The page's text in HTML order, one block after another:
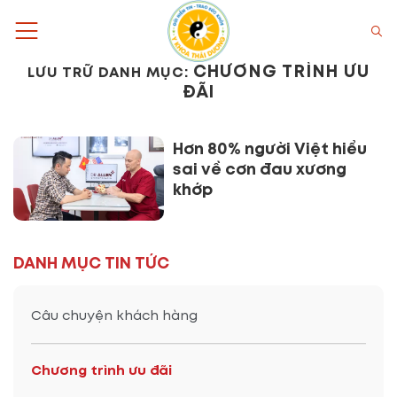
qua
dungLƯU TRỮ DANH MỤC: CHƯƠNG TRÌNH ƯU
ĐÃI
DANH MỤC TIN TỨC
Câu chuyện khách hàng
Chương trình ưu đãi
Hơn 80% người Việt hiểu
sai về cơn đau xương
khớp